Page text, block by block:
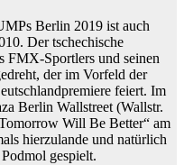
Berlin 2019 ist auch
Der tschechische
FMX-Sportlers und seinen
der im Vorfeld der
feiert. Im
Berlin Wallstreet (Wallstr.
Will Be Better“ am
hierzulande und natürlich
gespielt.